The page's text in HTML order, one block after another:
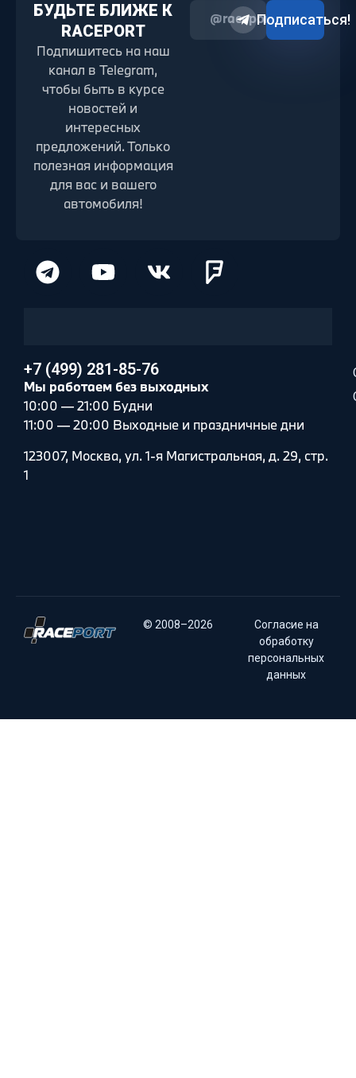
БУДЬТЕ БЛИЖЕ К
RACEPORT
Подпишитесь на наш
канал в Telegram,
чтобы быть в курсе
новостей и
интересных
предложений. Только
полезная информация
для вас и вашего
автомобиля!
@raceport2022
Подписаться!
+7 (499) 281-85-76
Мы работаем без выходных
10:00 — 21:00 Будни
11:00 — 20:00 Выходные и праздничные дни
123007, Москва, ул. 1-я Магистральная, д. 29, стр.
1
© 2008–2026
Согласие на
обработку
персональных
данных